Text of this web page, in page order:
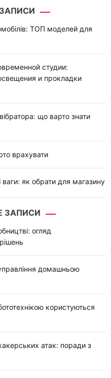
ТОП моделей для
студии:
и прокладки
що варто знати
врахувати
ваги: як обрати для магазину
ЗАПИСИ
огляд
домашньою
користуються
атак: поради з